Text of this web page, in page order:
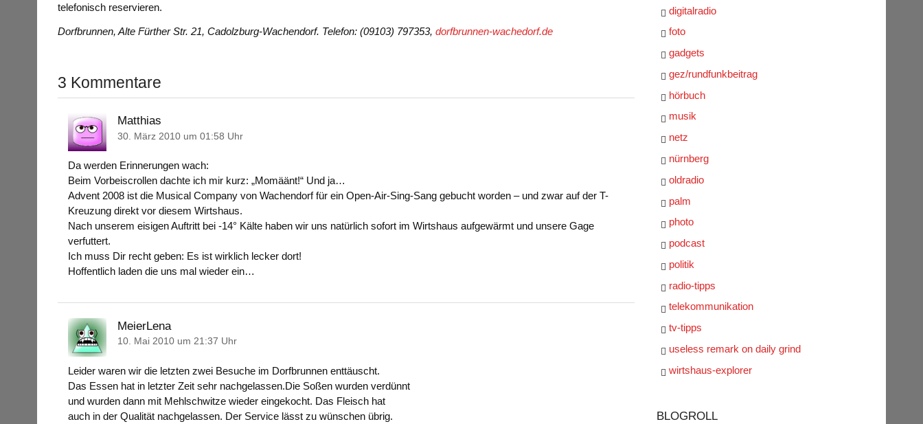
telefonisch reservieren.
Dorfbrunnen, Alte Fürther Str. 21, Cadolzburg-Wachendorf. Telefon: (09103) 797353,dorfbrunnen-wachedorf.de
3 Kommentare
Matthias
30. März 2010 um 01:58 Uhr
Da werden Erinnerungen wach:
Beim Vorbeiscrollen dachte ich mir kurz: „Momäänt!“ Und ja…
Advent 2008 ist die Musical Company von Wachendorf für ein Open-Air-Sing-Sang gebucht worden – und zwar auf der T-
Kreuzung direkt vor diesem Wirtshaus.
Nach unserem eisigen Auftritt bei -14° Kälte haben wir uns natürlich sofort im Wirtshaus aufgewärmt und unsere Gage
verfuttert.
Ich muss Dir recht geben: Es ist wirklich lecker dort!
Hoffentlich laden die uns mal wieder ein…
MeierLena
10. Mai 2010 um 21:37 Uhr
Leider waren wir die letzten zwei Besuche im Dorfbrunnen enttäuscht.
Das Essen hat in letzter Zeit sehr nachgelassen.Die Soßen wurden verdünnt
und wurden dann mit Mehlschwitze wieder eingekocht. Das Fleisch hat
auch in der Qualität nachgelassen. Der Service lässt zu wünschen übrig.
digitalradio
foto
gadgets
gez/rundfunkbeitrag
hörbuch
musik
netz
nürnberg
oldradio
palm
photo
podcast
politik
radio-tipps
telekommunikation
tv-tipps
useless remark on daily grind
wirtshaus-explorer
BLOGROLL